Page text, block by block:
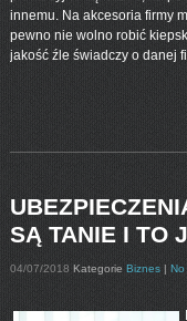
innemu. Na akcesoria firmy
pewno nie wolno robić
jakość źle świadczy o danej
SĄ TANIE I TO
04/07/2018 Kategorie Biznes| No